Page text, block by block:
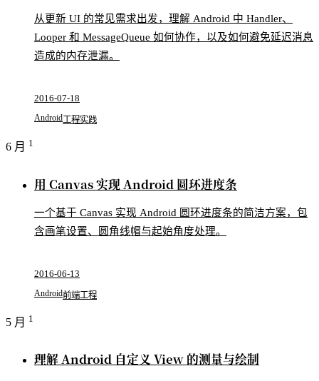
从更新 UI 的常见需求出发，理解 Android 中 Handler、
Looper 和 MessageQueue 如何协作，以及如何避免延迟消息
造成的内存泄漏。
2016-07-18
Android工程实践
6 月 1
用 Canvas 实现 Android 圆环进度条
一个基于 Canvas 实现 Android 圆环进度条的简洁方案，包
含画笔设置、圆角线帽与起始角度处理。
2016-06-13
Android前端工程
5 月 1
理解 Android 自定义 View 的测量与绘制